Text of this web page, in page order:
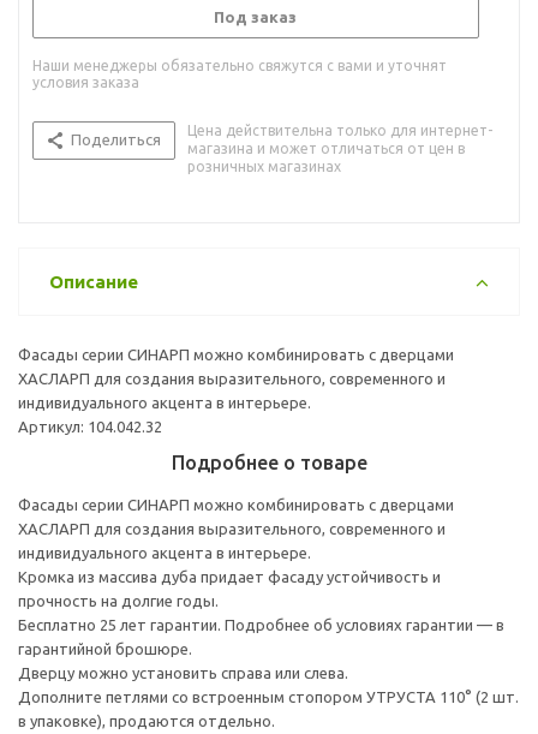
Под заказ
Наши менеджеры обязательно свяжутся с вами и уточнят
условия заказа
Поделиться
Цена действительна только для интернет-
магазина и может отличаться от цен в
розничных магазинах
Описание
Фасады серии СИНАРП можно комбинировать с дверцами
ХАСЛАРП для создания выразительного, современного и
индивидуального акцента в интерьере.
Артикул: 104.042.32
Подробнее о товаре
Фасады серии СИНАРП можно комбинировать с дверцами
ХАСЛАРП для создания выразительного, современного и
индивидуального акцента в интерьере.
Кромка из массива дуба придает фасаду устойчивость и
прочность на долгие годы.
Бесплатно 25 лет гарантии. Подробнее об условиях гарантии — в
гарантийной брошюре.
Дверцу можно установить справа или слева.
Дополните петлями со встроенным стопором УТРУСТА 110° (2 шт.
в упаковке), продаются отдельно.